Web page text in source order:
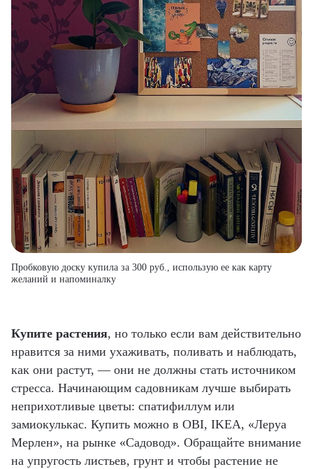
Пробковую доску купила за 300 руб., использую ее как карту
желаний и напоминалку
Купите растения, но только если вам действительно
нравится за ними ухаживать, поливать и наблюдать,
как они растут, — они не должны стать источником
стресса. Начинающим садовникам лучше выбирать
неприхотливые цветы: спатифиллум или
замиокулькас. Купить можно в OBI, IKEA, «Леруа
Мерлен», на рынке «Садовод». Обращайте внимание
на упругость листьев, грунт и чтобы растение не